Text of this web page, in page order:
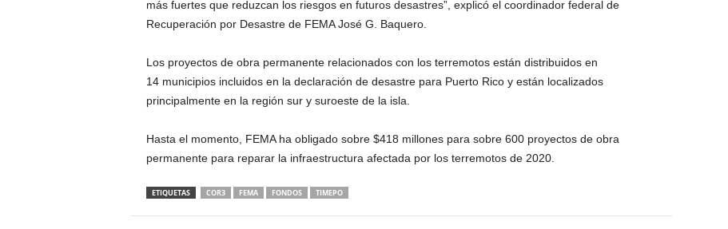
más fuertes que reduzcan los riesgos en futuros desastres”, explicó el coordinador federal de
Recuperación por Desastre de FEMA José G. Baquero.
Los proyectos de obra permanente relacionados con los terremotos están distribuidos en
14 municipios incluidos en la declaración de desastre para Puerto Rico y están localizados
principalmente en la región sur y suroeste de la isla.
Hasta el momento, FEMA ha obligado sobre $418 millones para sobre 600 proyectos de obra
permanente para reparar la infraestructura afectada por los terremotos de 2020.
ETIQUETAS COR3 FEMA FONDOS TIMEPO